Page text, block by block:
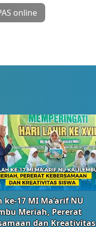
online
ke-17 MI Ma’arif NU
Meriah, Pererat
dan Kreativitas